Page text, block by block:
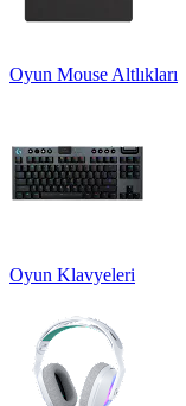
Oyun Mouse Altlıkları
Oyun Klavyeleri